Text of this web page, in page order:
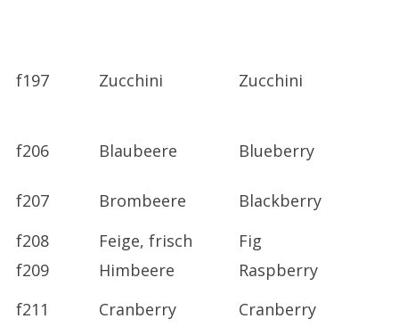
f197 Zucchini Zucchini
f206 Blaubeere Blueberry
f207 Brombeere
Blackberry
f208
Feige, frisch
Fig
f209
Himbeere
Raspberry
f211
Cranberry
Cranberry